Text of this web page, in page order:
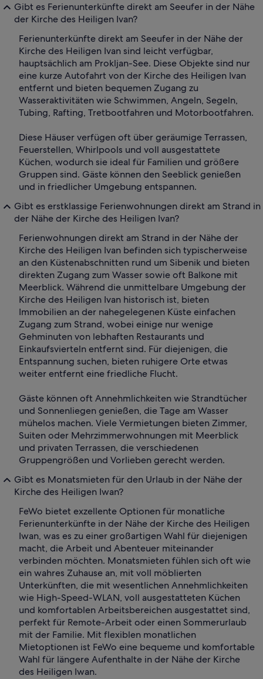
Gibt es Ferienunterkünfte direkt am Seeufer in der Nähe
der Kirche des Heiligen Ivan?
Ferienunterkünfte direkt am Seeufer in der Nähe der
Kirche des Heiligen Ivan sind leicht verfügbar,
hauptsächlich am Prokljan-See. Diese Objekte sind nur
eine kurze Autofahrt von der Kirche des Heiligen Ivan
entfernt und bieten bequemen Zugang zu
Wasseraktivitäten wie Schwimmen, Angeln, Segeln,
Tubing, Rafting, Tretbootfahren und Motorbootfahren.
Diese Häuser verfügen oft über geräumige Terrassen,
Feuerstellen, Whirlpools und voll ausgestattete
Küchen, wodurch sie ideal für Familien und größere
Gruppen sind. Gäste können den Seeblick genießen
und in friedlicher Umgebung entspannen.
Gibt es erstklassige Ferienwohnungen direkt am Strand in
der Nähe der Kirche des Heiligen Ivan?
Ferienwohnungen direkt am Strand in der Nähe der
Kirche des Heiligen Ivan befinden sich typischerweise
an den Küstenabschnitten rund um Sibenik und bieten
direkten Zugang zum Wasser sowie oft Balkone mit
Meerblick. Während die unmittelbare Umgebung der
Kirche des Heiligen Ivan historisch ist, bieten
Immobilien an der nahegelegenen Küste einfachen
Zugang zum Strand, wobei einige nur wenige
Gehminuten von lebhaften Restaurants und
Einkaufsvierteln entfernt sind. Für diejenigen, die
Entspannung suchen, bieten ruhigere Orte etwas
weiter entfernt eine friedliche Flucht.
Gäste können oft Annehmlichkeiten wie Strandtücher
und Sonnenliegen genießen, die Tage am Wasser
mühelos machen. Viele Vermietungen bieten Zimmer,
Suiten oder Mehrzimmerwohnungen mit Meerblick
und privaten Terrassen, die verschiedenen
Gruppengrößen und Vorlieben gerecht werden.
Gibt es Monatsmieten für den Urlaub in der Nähe der
Kirche des Heiligen Iwan?
FeWo bietet exzellente Optionen für monatliche
Ferienunterkünfte in der Nähe der Kirche des Heiligen
Iwan, was es zu einer großartigen Wahl für diejenigen
macht, die Arbeit und Abenteuer miteinander
verbinden möchten. Monatsmieten fühlen sich oft wie
ein wahres Zuhause an, mit voll möblierten
Unterkünften, die mit wesentlichen Annehmlichkeiten
wie High-Speed-WLAN, voll ausgestatteten Küchen
und komfortablen Arbeitsbereichen ausgestattet sind,
perfekt für Remote-Arbeit oder einen Sommerurlaub
mit der Familie. Mit flexiblen monatlichen
Mietoptionen ist FeWo eine bequeme und komfortable
Wahl für längere Aufenthalte in der Nähe der Kirche
des Heiligen Iwan.